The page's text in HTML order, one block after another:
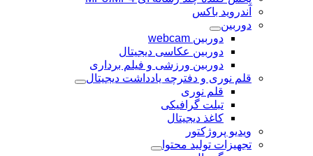
آندروید باکس
دوربین
دوربین webcam
دوربین عکاسی دیجیتال
دوربین‌ ورزشی و فیلم برداری
قلم نوری و دفترچه یادداشت دیجیتال
قلم نوری
تبلت گرافیکی
کاغذ دیجیتال
ویدیو پروژکتور
تجهیزات تولید محتوا